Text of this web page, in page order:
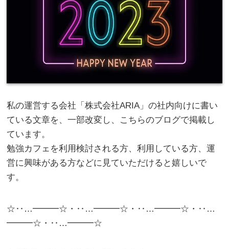
私の運営する会社「株式会社ARIA」の社内向けに書い
ている文章を、一部改変し、こちらのブログで掲載し
ています。
勉強カフェを利用検討される方、利用している方、運
営に興味がある方などに見ていただけると嬉しいで
す。
☆‥…━━━☆・‥…━━━☆・‥…━━━☆・‥…
━━━☆・‥…━━━☆